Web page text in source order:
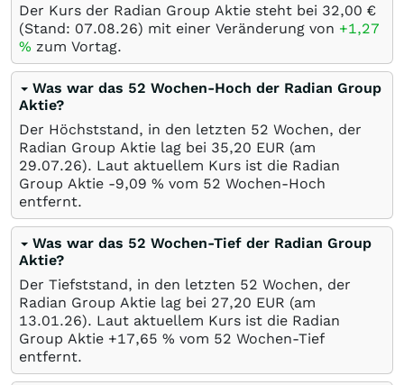
Der Kurs der Radian Group Aktie steht bei 32,00 €
(Stand: 07.08.26) mit einer Veränderung von +1,27
% zum Vortag.
Was war das 52 Wochen-Hoch der Radian Group
Aktie?
Der Höchststand, in den letzten 52 Wochen, der
Radian Group Aktie lag bei 35,20 EUR (am
29.07.26). Laut aktuellem Kurs ist die Radian
Group Aktie -9,09 % vom 52 Wochen-Hoch
entfernt.
Was war das 52 Wochen-Tief der Radian Group
Aktie?
Der Tiefststand, in den letzten 52 Wochen, der
Radian Group Aktie lag bei 27,20 EUR (am
13.01.26). Laut aktuellem Kurs ist die Radian
Group Aktie +17,65 % vom 52 Wochen-Tief
entfernt.